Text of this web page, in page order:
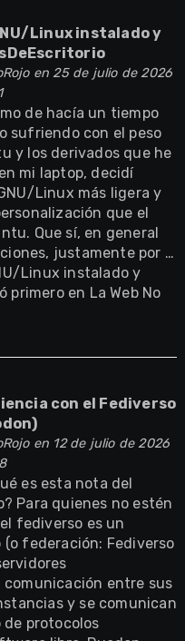
Linux instalado y
en 25 de julio de 2026
de hacía un tiempo
sufriendo con el peso
y los derivados que he
mi laptop, decidí
Linux más ligera y
que el
Que sí, en general
justamente por …
Linux instalado y
primero en La Web No
con el Fediverso
en 12 de julio de 2026
es esta nota del
Para quienes no estén
fediverso es un
federación: Fediverso
entre sus
y se comunican
protocolos